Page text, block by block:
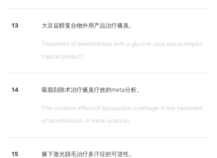
13 大豆甾醇复合物外用产品治疗腋臭。
Treatment of bromhidrosis with a glycine-soja sterocomplex
topical product.
14 吸脂刮除术治疗腋臭疗效的meta分析。
The curative effect of liposuction curettage in the treatment
of bromhidrosis: A meta-analysis.
15 腋下激光脱毛治疗多汗症的可逆性。